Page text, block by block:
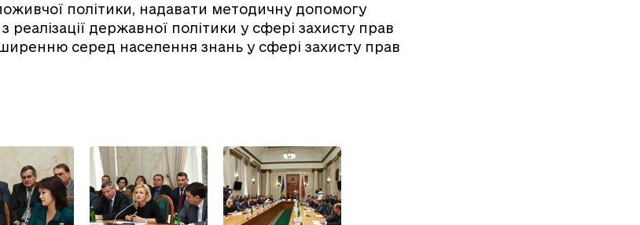
політики, надавати методичну допомогу
реалізації державної політики у сфері захисту прав
серед населення знань у сфері захисту прав